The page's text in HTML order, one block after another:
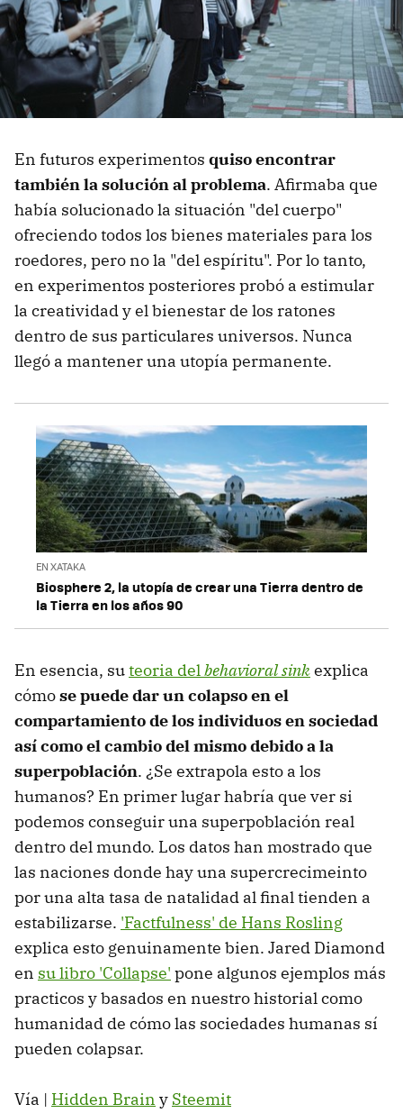
En futuros experimentos quiso encontrar
también la solución al problema. Afirmaba que
había solucionado la situación "del cuerpo"
ofreciendo todos los bienes materiales para los
roedores, pero no la "del espíritu". Por lo tanto,
en experimentos posteriores probó a estimular
la creatividad y el bienestar de los ratones
dentro de sus particulares universos. Nunca
llegó a mantener una utopía permanente.
EN XATAKA
Biosphere 2, la utopía de crear una Tierra dentro de
la Tierra en los años 90
En esencia, suteoria del behavioral sinkexplica
cómose puede dar un colapso en el
compartamiento de los individuos en sociedad
así como el cambio del mismo debido a la
superpoblación. ¿Se extrapola esto a los
humanos? En primer lugar habría que ver si
podemos conseguir una superpoblación real
dentro del mundo. Los datos han mostrado que
las naciones donde hay una supercrecimeinto
por una alta tasa de natalidad al final tienden a
estabilizarse. 'Factfulness' de Hans Rosling
explica esto genuinamente bien. Jared Diamond
en su libro 'Collapse' pone algunos ejemplos más
practicos y basados en nuestro historial como
humanidad de cómo las sociedades humanas sí
pueden colapsar.
Vía | Hidden Brain y Steemit